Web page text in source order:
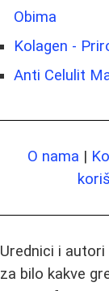
Obima
Kolagen -
Anti Celulit
O nama |
Urednici i
za bilo kakve